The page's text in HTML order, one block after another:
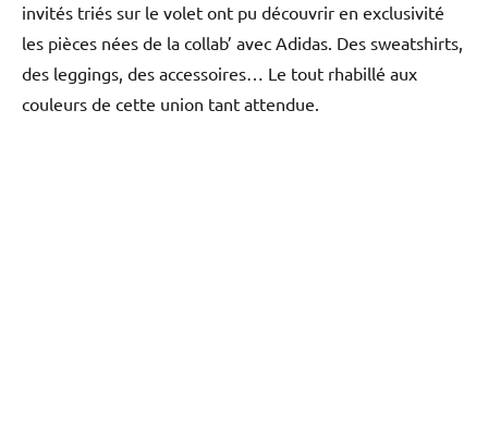
invités triés sur le volet ont pu découvrir en exclusivité
les pièces nées de la collab’ avec Adidas. Des sweatshirts,
des leggings, des accessoires… Le tout rhabillé aux
couleurs de cette union tant attendue.